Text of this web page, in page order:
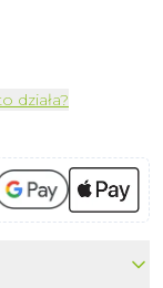
działa?